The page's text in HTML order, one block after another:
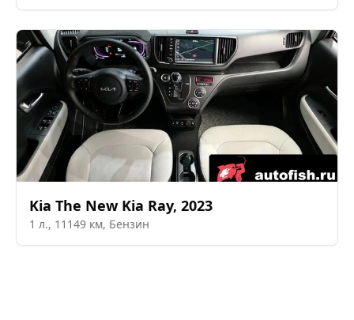
Kia The New Kia Ray, 2023
1 л., 11149 км, Бензин